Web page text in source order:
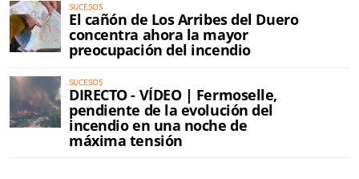
SUCESOS
El cañón de Los Arribes del Duero
concentra ahora la mayor
preocupación del incendio
SUCESOS
DIRECTO - VÍDEO | Fermoselle,
pendiente de la evolución del
incendio en una noche de
máxima tensión